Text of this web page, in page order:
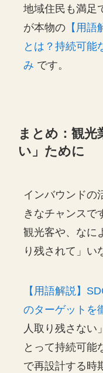
地域住民も満足
が本物の 【用
とは？持続可能
み です。
まとめ：観光
い」ために
インバウンドの
きなチャンスで
観光客や、なに
り残されて」い
【用語解説】
のターゲットを
人取り残さない
とって持続可能
で再設計する時